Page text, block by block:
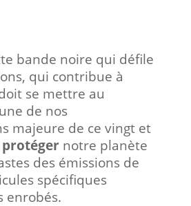
bande noire qui défile
qui contribue à
se mettre au
de nos
majeure de ce vingt et
protégernotre planète
des émissions de
spécifiques
enrobés.